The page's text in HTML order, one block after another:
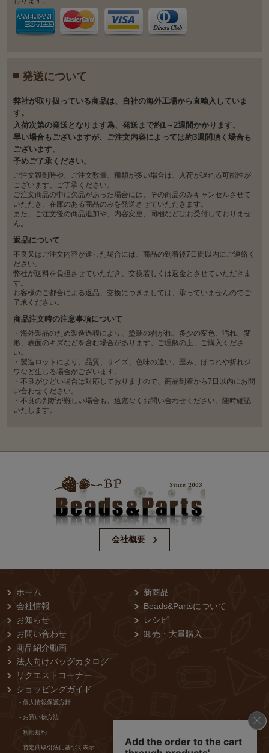
発送について
弊社が取り扱っている商品は、自社の海外工場から直輸入していま
す。
入荷次第の発送となります為、発送まで約1～2週間かかります。
早い場合もございますが、ご注文内容によっては約3週間頂く場合も
ございます。
予めご了承ください。
ご注文殺到時や、ご注文数量、種類が多い場合は、入荷が遅れる可能性が
ございます、ご了承ください。
ご注文商品の中に欠品があった場合には、その商品のみキャンセルさせて
いただき、在庫のある商品のみを発送させていただきます。
また、ご注文後の商品追加や、内容変更、同梱などはお受付しておりませ
ん。
返品について
不良又はご注文内容が違った場合には、商品の到着後7日間以内にご連絡く
ださい。
弊社が送料を負担させていただき、交換若しくは返金とさせていただきま
す。
お客様のご都合による返品、交換につきましては、承っていませんのでご
了承ください。
商品注文時の注意事項について
・海外製品のため製造過程により、塗装の剥がれ、多少の変色、汚れ、変
形、表面のキズなどを含む場合があります。ご理解の上、ご購入くださ
い。
・製造ロットにより、品質、サイズ、色味の違い、歪み、ほつれや折れジ
ワなど生じる場合がございます。
・不良がひどい場合は対応しておりますので、商品到着から7日以内にお問
い合わせください。
・不良の判断が難しい場合も、遠慮なくお問い合わせください。随時確認
いたします。
会社概要
ホーム
会社情報
お知らせ
お問い合わせ
商品紹介動画
法人向けバッグカタログ
リクエストコーナー
新商品
Beads&Partsについて
レシピ
卸売・⼤量購⼊
ショッピングガイド
- 個⼈情報保護⽅針
- お買い物⽅法
- 利⽤規約
- 特定商取引法に基づく表⽰